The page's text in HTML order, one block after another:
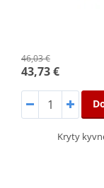
46,03 €
43,73 €
Kryty